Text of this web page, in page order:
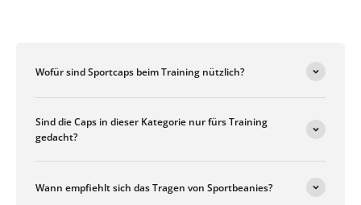
Wofür sind Sportcaps beim Training nützlich?
Sind die Caps in dieser Kategorie nur fürs Training
gedacht?
Wann empfiehlt sich das Tragen von Sportbeanies?